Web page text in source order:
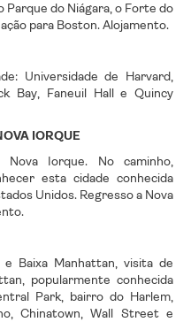
Parque do Niágara, o Forte do
para Boston. Alojamento.
Universidade de Harvard,
Bay, Faneuil Hall e Quincy
IORQUE
Iorque. No caminho,
esta cidade conhecida
Unidos. Regresso a Nova
Baixa Manhattan, visita de
popularmente conhecida
Park, bairro do Harlem,
Chinatown, Wall Street e